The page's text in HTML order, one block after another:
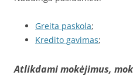
Greita paskola;
Kredito gavimas;
Atlikdami mokėjimus,